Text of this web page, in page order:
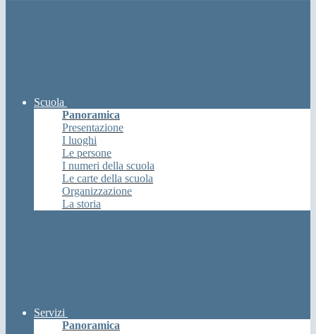
Scuola
Panoramica
Presentazione
I luoghi
Le persone
I numeri della scuola
Le carte della scuola
Organizzazione
La storia
Servizi
Panoramica